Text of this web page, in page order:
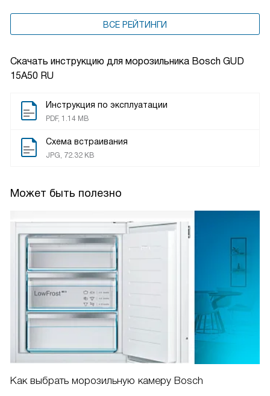
Скачать инструкцию для морозильника Bosch GUD
15A50 RU
Инструкция по эксплуатации
PDF, 1.14 MB
Схема встраивания
JPG, 72.32 KB
Может быть полезно
Как выбрать морозильную камеру Bosch
ВСЕ РЕЙТИНГИ